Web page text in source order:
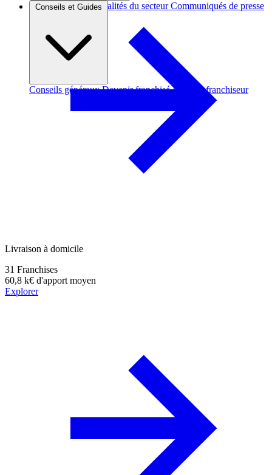
Brèves et actus Actualités du secteur Communiqués de presse
Conseils et Guides
Conseils généraux Devenir franchisé Devenir franchiseur
Livraison à domicile
31 Franchises
60,8 k€ d'apport moyen
Explorer